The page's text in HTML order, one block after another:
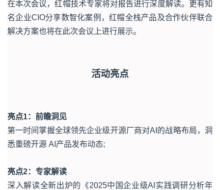
在本次会议，红帽技术专家将对报告进行深度解读。更有知
名企业CIO分享数智化案例，红帽全栈产品及合作伙伴联合
解决方案也将在此次会议上进行展示。
活动亮点
亮点1：前瞻洞见
第一时间掌握全球领先企业级开源厂商对AI的战略布局，洞
悉重磅开源 AI产品发布动态;
亮点2：专家解读
深入解读全新出炉的《2025中国企业级AI实践调研分析年